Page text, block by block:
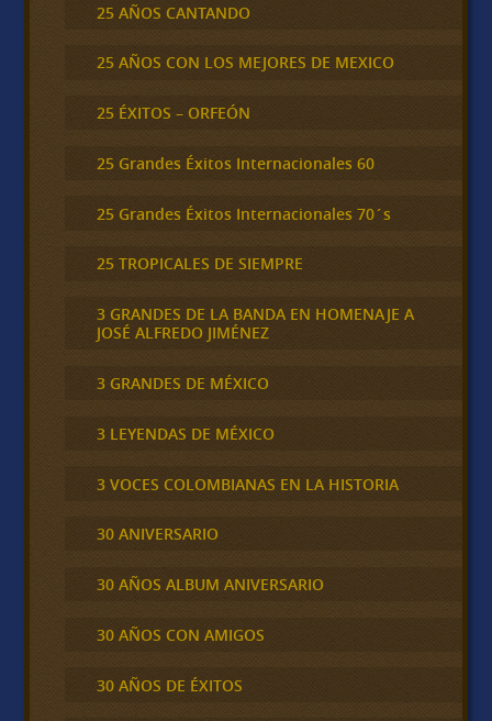
25 AÑOS CANTANDO
25 AÑOS CON LOS MEJORES DE MEXICO
25 ÉXITOS – ORFEÓN
25 Grandes Éxitos Internacionales 60
25 Grandes Éxitos Internacionales 70´s
25 TROPICALES DE SIEMPRE
3 GRANDES DE LA BANDA EN HOMENAJE A
JOSÉ ALFREDO JIMÉNEZ
3 GRANDES DE MÉXICO
3 LEYENDAS DE MÉXICO
3 VOCES COLOMBIANAS EN LA HISTORIA
30 ANIVERSARIO
30 AÑOS ALBUM ANIVERSARIO
30 AÑOS CON AMIGOS
30 AÑOS DE ÉXITOS